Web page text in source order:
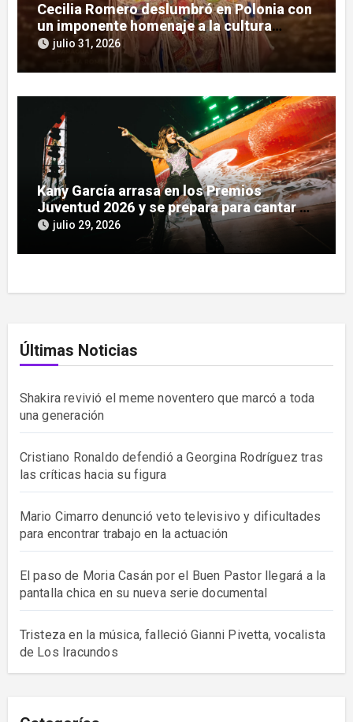
Cecilia Romero deslumbró en Polonia con
un imponente homenaje a la cultura
guaraní
julio 31, 2026
Kany García arrasa en los Premios
Juventud 2026 y se prepara para cantar en
Asunción
julio 29, 2026
Últimas Noticias
Shakira revivió el meme noventero que marcó a toda
una generación
Cristiano Ronaldo defendió a Georgina Rodríguez tras
las críticas hacia su figura
Mario Cimarro denunció veto televisivo y dificultades
para encontrar trabajo en la actuación
El paso de Moria Casán por el Buen Pastor llegará a la
pantalla chica en su nueva serie documental
Tristeza en la música, falleció Gianni Pivetta, vocalista
de Los Iracundos